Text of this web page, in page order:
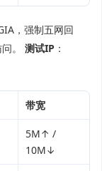
，强制五网回
。 测试IP ：
带宽
5M↑ /
10M↓